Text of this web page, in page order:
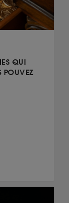
QUI
POUVEZ